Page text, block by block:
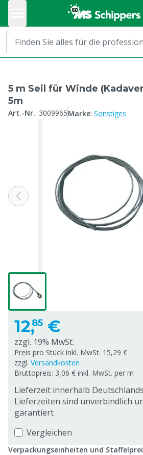
5 m Seil für Winde
5m
Art.-Nr.: 3009965Marke: Sonstiges
12,85 €
zzgl. 19% MwSt.
Preis pro Stück inkl. MwSt. 15,29 €
zzgl. Versandkosten
Bruttopreis: 3,06 € inkl. MwSt. per m
Lieferzeit innerhalb
Lieferzeiten sind unverbindlich
garantiert
Vergleichen
Verpackungseinheiten und